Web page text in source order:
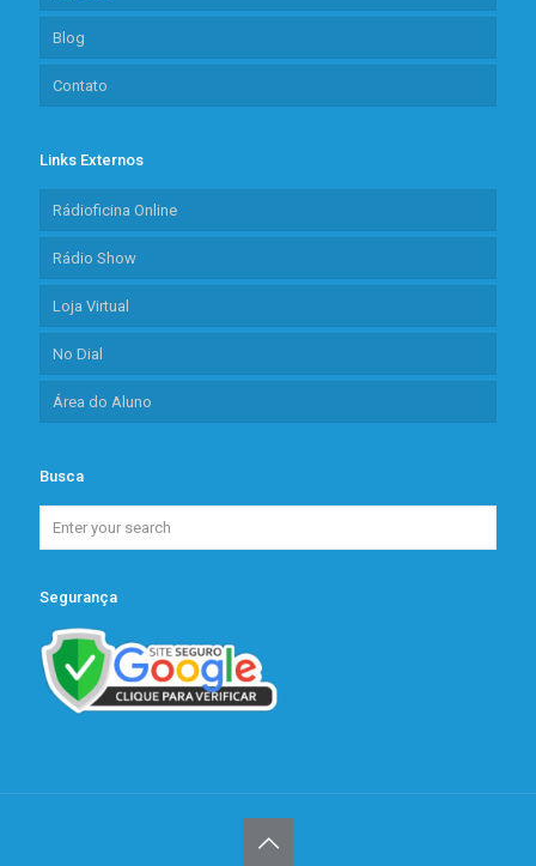
Blog
Contato
Links Externos
Rádioficina Online
Rádio Show
Loja Virtual
No Dial
Área do Aluno
Busca
Segurança